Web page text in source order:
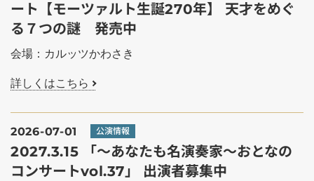
ート【モーツァルト生誕270年】 天才をめぐ
る７つの謎 発売中
会場：カルッツかわさき
詳しくはこちら
2026-07-01 公演情報
2027.3.15 「～あなたも名演奏家～おとなの
コンサートvol.37」 出演者募集中